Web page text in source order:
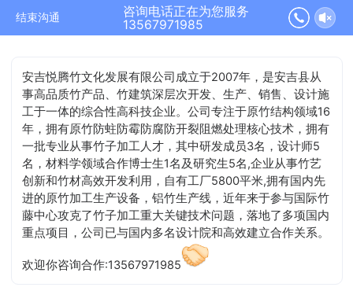
结束沟通
咨询电话正在为您服务
13567971985
安吉悦腾竹文化发展有限公司成立于2007年，是安吉县从
事高品质竹产品、竹建筑深层次开发、生产、销售、设计施
工于一体的综合性高科技企业。公司专注于原竹结构领域16
年，拥有原竹防蛀防霉防腐防开裂阻燃处理核心技术，拥有
一批专业从事竹子加工人才，其中研发成员3名，设计师5
名，材料学领域合作博士生1名及研究生5名,企业从事竹艺
创新和竹材高效开发利用，自有工厂5800平米,拥有国内先
进的原竹加工生产设备，铝竹生产线，近年来于参与国际竹
藤中心攻克了竹子加工重大关键技术问题，落地了多项国内
重点项目，公司已与国内多名设计院和高效建立合作关系。
欢迎你咨询合作:13567971985